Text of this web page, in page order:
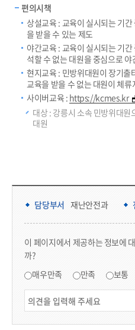
편의시책
상설교육 : 교육이 실시되는 기
을 받을 수 있는 제도
야간교육 : 교육이 실시되는 기
석할 수 없는 대원을 중심으로
현지교육 : 민방위대원이 장기출
교육을 받을 수 없는 대원이 체
사이버교육 : https://kcmes.kr
대상 : 강릉시 소속 민방위대원
대원
담당부서 정보 & 컨텐츠 만족도 조사 & 공공저작물 자유이용 허락 표시
담당부서 재난안전과
이 페이지에서 제공하는 정보에
까?
매우만족 만족 보통